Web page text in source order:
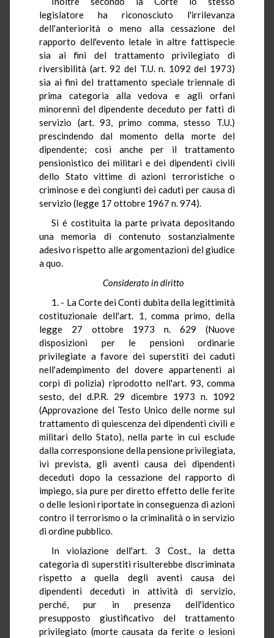
legislatore ha riconosciuto l'irrilevanza
dell'anteriorità o meno alla cessazione del
rapporto dell'evento letale in altre fattispecie
sia ai fini del trattamento privilegiato di
riversibilità (art. 92 del T.U. n. 1092 del 1973)
sia ai fini del trattamento speciale triennale di
prima categoria alla vedova e agli orfani
minorenni del dipendente deceduto per fatti di
servizio (art. 93, primo comma, stesso T.U.)
prescindendo dal momento della morte del
dipendente; così anche per il trattamento
pensionistico dei militari e dei dipendenti civili
dello Stato vittime di azioni terroristiche o
criminose e dei congiunti dei caduti per causa di
servizio (legge 17 ottobre 1967 n. 974).
Si é costituita la parte privata depositando
una memoria di contenuto sostanzialmente
adesivo rispetto alle argomentazioni del giudice
a quo.
Considerato in diritto
1. - La Corte dei Conti dubita della legittimità
costituzionale dell'art. 1, comma primo, della
legge 27 ottobre 1973 n. 629 (Nuove
disposizioni per le pensioni ordinarie
privilegiate a favore dei superstiti dei caduti
nell'adempimento del dovere appartenenti ai
corpi di polizia) riprodotto nell'art. 93, comma
sesto, del d.P.R. 29 dicembre 1973 n. 1092
(Approvazione del Testo Unico delle norme sul
trattamento di quiescenza dei dipendenti civili e
militari dello Stato), nella parte in cui esclude
dalla corresponsione della pensione privilegiata,
ivi prevista, gli aventi causa dei dipendenti
deceduti dopo la cessazione del rapporto di
impiego, sia pure per diretto effetto delle ferite
o delle lesioni riportate in conseguenza di azioni
contro il terrorismo o la criminalità o in servizio
di ordine pubblico.
In violazione dell'art. 3 Cost., la detta
categoria di superstiti risulterebbe discriminata
rispetto a quella degli aventi causa dei
dipendenti deceduti in attività di servizio,
perché, pur in presenza dell'identico
presupposto giustificativo del trattamento
privilegiato (morte causata da ferite o lesioni